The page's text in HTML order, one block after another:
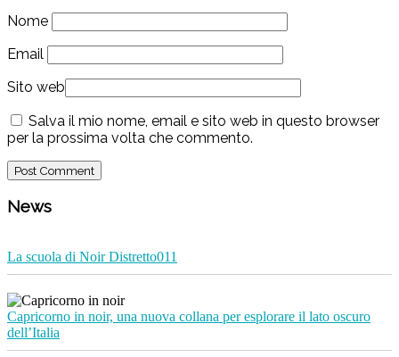
Nome
Email
Sito web
Salva il mio nome, email e sito web in questo browser
per la prossima volta che commento.
News
La scuola di Noir Distretto011
Capricorno in noir, una nuova collana per esplorare il lato oscuro
dell’Italia